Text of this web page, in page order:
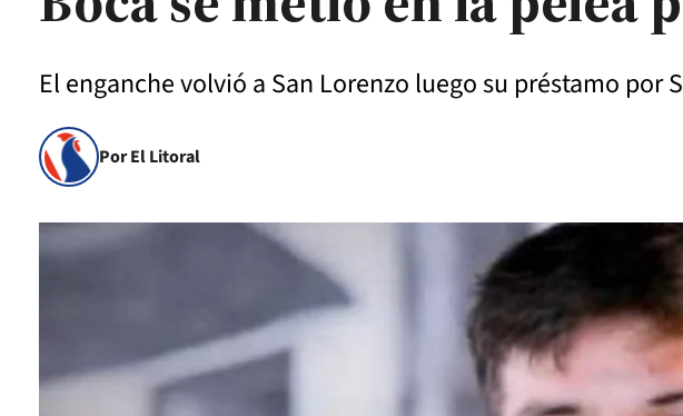
El enganche volvió a San Lorenzo luego su préstamo por
Por El Litoral